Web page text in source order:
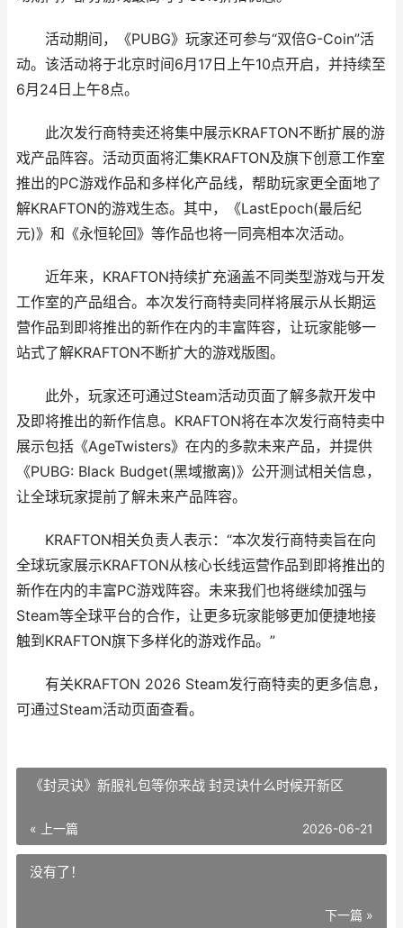
活动期间，《PUBG》玩家还可参与“双倍G-Coin”活
动。该活动将于北京时间6月17日上午10点开启，并持续至
6月24日上午8点。
此次发行商特卖还将集中展示KRAFTON不断扩展的游
戏产品阵容。活动页面将汇集KRAFTON及旗下创意工作室
推出的PC游戏作品和多样化产品线，帮助玩家更全面地了
解KRAFTON的游戏生态。其中，《LastEpoch(最后纪
元)》和《永恒轮回》等作品也将一同亮相本次活动。
近年来，KRAFTON持续扩充涵盖不同类型游戏与开发
工作室的产品组合。本次发行商特卖同样将展示从长期运
营作品到即将推出的新作在内的丰富阵容，让玩家能够一
站式了解KRAFTON不断扩大的游戏版图。
此外，玩家还可通过Steam活动页面了解多款开发中
及即将推出的新作信息。KRAFTON将在本次发行商特卖中
展示包括《AgeTwisters》在内的多款未来产品，并提供
《PUBG: Black Budget(黑域撤离)》公开测试相关信息，
让全球玩家提前了解未来产品阵容。
KRAFTON相关负责人表示：“本次发行商特卖旨在向
全球玩家展示KRAFTON从核心长线运营作品到即将推出的
新作在内的丰富PC游戏阵容。未来我们也将继续加强与
Steam等全球平台的合作，让更多玩家能够更加便捷地接
触到KRAFTON旗下多样化的游戏作品。”
有关KRAFTON 2026 Steam发行商特卖的更多信息，
可通过Steam活动页面查看。
《封灵诀》新服礼包等你来战 封灵诀什么时候开新区
« 上一篇 2026-06-21
没有了！
下一篇 »